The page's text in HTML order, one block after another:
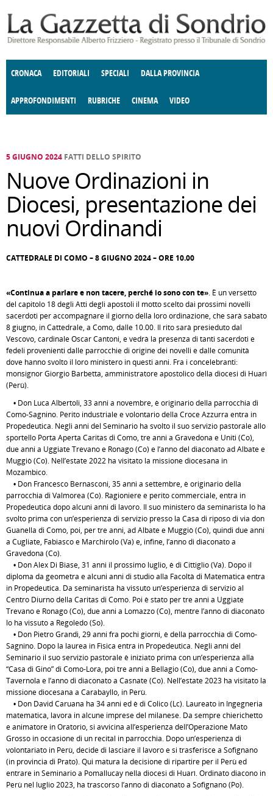
CRONACA EDITORIALI SPECIALI DALLA PROVINCIA
APPROFONDIMENTI
E SPETTACOLI POLITICA
RUBRICHE
DELLE IDEE FATTI DELLO SPIRITO CCCVA
CINEMA VIDEO
5 GIUGNO 2024 FATTI DELLO SPIRITO
Nuove Ordinazioni in
Diocesi, presentazione dei
nuovi Ordinandi
CATTEDRALE DI COMO – 8 GIUGNO 2024 – ORE 10.00
«Continua a parlare e non tacere, perché io sono con te». È un versetto
del capitolo 18 degli Atti degli apostoli il motto scelto dai prossimi novelli
sacerdoti per accompagnare il giorno della loro ordinazione, che sarà sabato
8 giugno, in Cattedrale, a Como, dalle 10.00. Il rito sarà presieduto dal
Vescovo, cardinale Oscar Cantoni, e vedrà la presenza di tanti sacerdoti e
fedeli provenienti dalle parrocchie di origine dei novelli e dalle comunità
dove hanno svolto il loro ministero in questi anni. Fra i concelebranti:
monsignor Giorgio Barbetta, amministratore apostolico della diocesi di Huarì
(Perù).
• Don Luca Albertoli, 33 anni a novembre, è originario della parrocchia di
Como-Sagnino. Perito industriale e volontario della Croce Azzurra entra in
Propedeutica. Negli anni del Seminario ha svolto il suo servizio pastorale allo
sportello Porta Aperta Caritas di Como, tre anni a Gravedona e Uniti (Co),
due anni a Uggiate Trevano e Ronago (Co) e l’anno del diaconato ad Albate e
Muggiò (Co). Nell’estate 2022 ha visitato la missione diocesana in
Mozambico.
• Don Francesco Bernasconi, 35 anni a settembre, è originario della
parrocchia di Valmorea (Co). Ragioniere e perito commerciale, entra in
Propedeutica dopo alcuni anni di lavoro. Il suo ministero da seminarista lo ha
svolto prima con un’esperienza di servizio presso la Casa di riposo di via don
Guanella di Como, poi, per tre anni, ad Albate e Muggiò (Co), quindi due anni
a Cugliate, Fabiasco e Marchirolo (Va) e, infine, l’anno di diaconato a
Gravedona (Co).
• Don Alex Di Biase, 31 anni il prossimo luglio, è di Cittiglio (Va). Dopo il
diploma da geometra e alcuni anni di studio alla Facoltà di Matematica entra
in Propedeutica. Da seminarista ha vissuto un’esperienza di servizio al
Centro Diurno della Caritas di Como. Poi è stato per tre anni a Uggiate
Trevano e Ronago (Co), due anni a Lomazzo (Co), mentre l’anno di diaconato
lo ha vissuto a Regoledo (So).
• Don Pietro Grandi, 29 anni fra pochi giorni, è della parrocchia di Como-
Sagnino. Dopo la laurea in Fisica entra in Propedeutica. Negli anni del
Seminario il suo servizio pastorale è iniziato prima con un’esperienza alla
“Casa di Gino” di Como-Lora, poi tre anni a Bellagio (Co), due anni a Como-
Tavernola e l’anno di diaconato a Casnate (Co). Nell’estate 2023 ha visitato la
missione diocesana a Carabayllo, in Perù.
• Don David Caruana ha 34 anni ed è di Colico (Lc). Laureato in Ingegneria
matematica, lavora in alcune imprese del milanese. Da sempre chierichetto
e animatore in Oratorio, si avvicina all’esperienza dell’Operazione Mato
Grosso in occasione di un recital in parrocchia. Dopo un’esperienza di
volontariato in Perù, decide di lasciare il lavoro e si trasferisce a Sofignano
(in provincia di Prato). Qui matura la decisione di ripartire per il Perù ed
entrare in Seminario a Pomallucay nella diocesi di Huarì. Ordinato diacono in
Perù nel luglio 2023, ha trascorso l’anno di diaconato a Sofignano (Po).